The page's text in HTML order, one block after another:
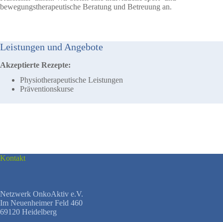
bewegungstherapeutische Beratung und Betreuung an.
Leistungen und Angebote
Akzeptierte Rezepte:
Physiotherapeutische Leistungen
Präventionskurse
Kontakt
Netzwerk OnkoAktiv e.V.
Im Neuenheimer Feld 460
69120 Heidelberg